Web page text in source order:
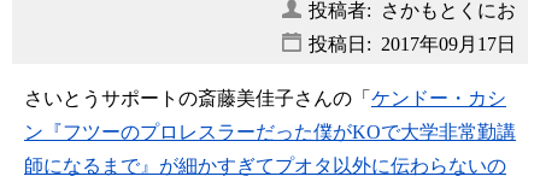
投稿者: さかもとくにお
投稿日: 2017年09月17日
さいとうサポートの斎藤美佳子さんの「 ケンドー・カシ
ン『フツーのプロレスラーだった僕がKOで大学非常勤講
師になるまで』が細かすぎてプオタ以外に伝わらないの